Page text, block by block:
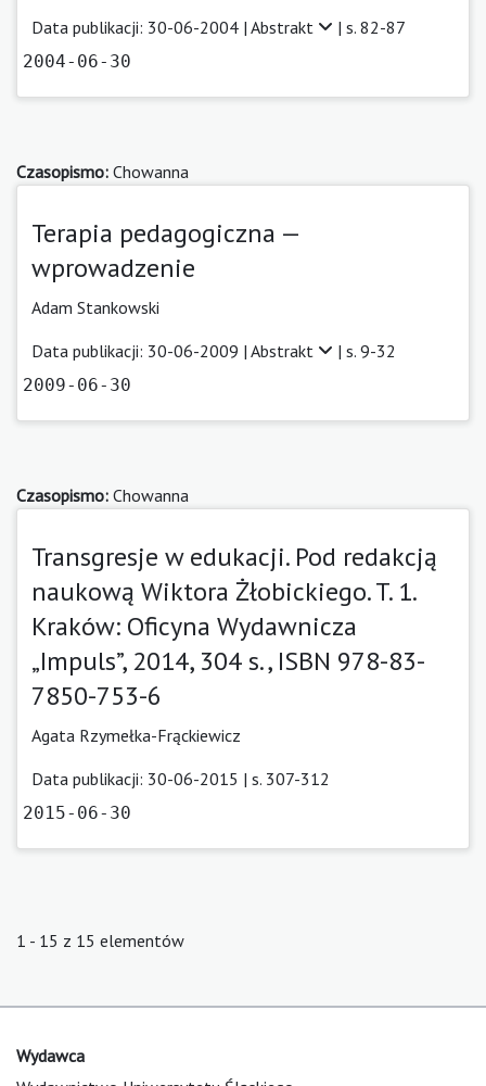
Data publikacji: 30-06-2004 | Abstrakt | s. 82-87
2004-06-30
Czasopismo: Chowanna
Terapia pedagogiczna —
wprowadzenie
Adam Stankowski
Data publikacji: 30-06-2009 | Abstrakt | s. 9-32
2009-06-30
Czasopismo: Chowanna
Transgresje w edukacji. Pod redakcją
naukową Wiktora Żłobickiego. T. 1.
Kraków: Oficyna Wydawnicza
„Impuls”, 2014, 304 s., ISBN 978-83-
7850-753-6
Agata Rzymełka-Frąckiewicz
Data publikacji: 30-06-2015 | s. 307-312
2015-06-30
1 - 15 z 15 elementów
Wydawca